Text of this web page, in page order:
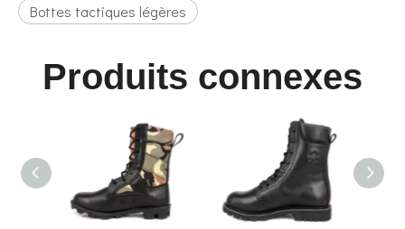
Bottes tactiques légères
Produits connexes